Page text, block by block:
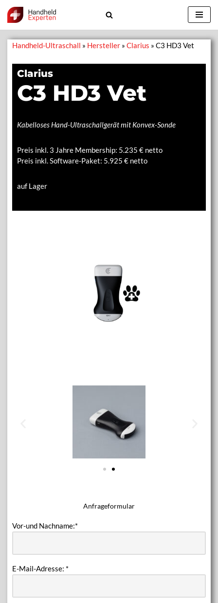
Inhalt
springen
Handheld-Ultraschall » Hersteller » Clarius » C3 HD3 Vet
Clarius
C3 HD3 Vet
Kabelloses Hand-Ultraschallgerät mit Konvex-Sonde
Preis inkl. 3 Jahre Membership: 5.235 € netto
Preis inkl. Software-Paket: 5.925 € netto
auf Lager
Anfrageformular
Vor-und Nachname:*
E-Mail-Adresse: *